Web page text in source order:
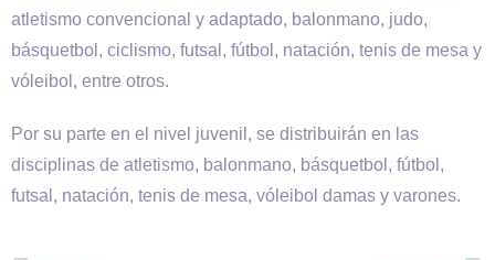
atletismo convencional y adaptado, balonmano, judo,
básquetbol, ciclismo, futsal, fútbol, natación, tenis de mesa y
vóleibol, entre otros.
Por su parte en el nivel juvenil, se distribuirán en las
disciplinas de atletismo, balonmano, básquetbol, fútbol,
futsal, natación, tenis de mesa, vóleibol damas y varones.